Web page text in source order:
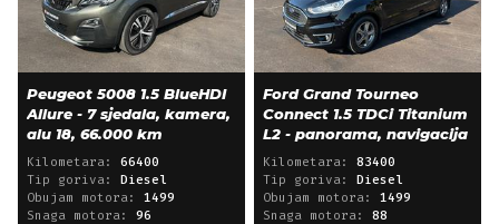
Peugeot 5008 1.5 BlueHDI
Allure - 7 sjedala, kamera,
alu 18, 66.000 km
Kilometara: 66400
Tip goriva: Diesel
Obujam motora: 1499
Snaga motora: 96
Ford Grand Tourneo
Connect 1.5 TDCi Titanium
L2 - panorama, navigacija
Kilometara: 83400
Tip goriva: Diesel
Obujam motora: 1499
Snaga motora: 88